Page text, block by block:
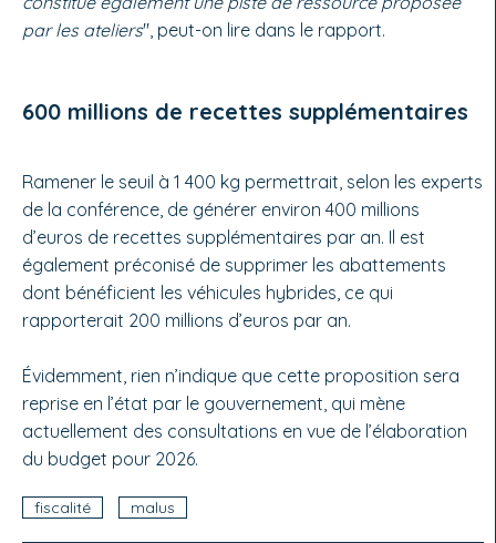
par les ateliers", peut-on lire dans le rapport.
600 millions de recettes supplémentaires
Ramener le seuil à 1 400 kg permettrait, selon les experts
de la conférence, de générer environ 400 millions
d’euros de recettes supplémentaires par an. Il est
également préconisé de supprimer les abattements
dont bénéficient les véhicules hybrides, ce qui
rapporterait 200 millions d’euros par an.
Évidemment, rien n’indique que cette proposition sera
reprise en l’état par le gouvernement, qui mène
actuellement des consultations en vue de l’élaboration
du budget pour 2026.
fiscalité malus